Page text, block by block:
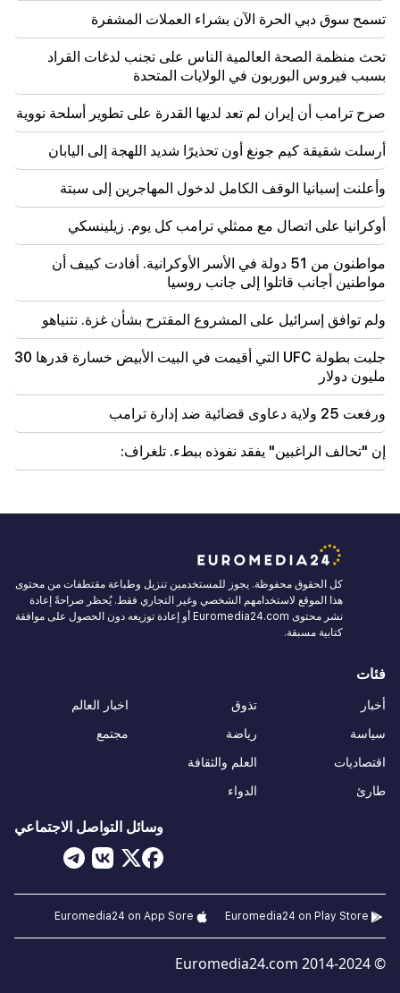
مباشر: اجتماع مجلس الوزراء
08:37
يشعر السكان القدامى في خيبر بخوا بخيبة أمل كبيرة تجاه
السكان الجدد. "النشر"
08:22
عائلة ألين سيمونيان تغادر المنزل الصيفي الحكومي.
"الناس"
08:06
يقترح CP إنشاء لجنة أخلاقيات مؤقتة لزمالة المدمنين
المجهولين. الالتزامات الأوروبية. "الناس"
تسمح سوق دبي الحرة الآن بشراء العملات المشفرة
تحث منظمة الصحة العالمية الناس على تجنب لدغات القراد
بسبب فيروس البوربون في الولايات المتحدة
صرح ترامب أن إيران لم تعد لديها القدرة على تطوير أسلحة نووية
أرسلت شقيقة كيم جونغ أون تحذيرًا شديد اللهجة إلى اليابان
وأعلنت إسبانيا الوقف الكامل لدخول المهاجرين إلى سبتة
أوكرانيا على اتصال مع ممثلي ترامب كل يوم. زيلينسكي
مواطنون من 51 دولة في الأسر الأوكرانية. أفادت كييف أن
مواطنين أجانب قاتلوا إلى جانب روسيا
ولم توافق إسرائيل على المشروع المقترح بشأن غزة. نتنياهو
جلبت بطولة UFC التي أقيمت في البيت الأبيض خسارة قدرها 30
مليون دولار
ورفعت 25 ولاية دعاوى قضائية ضد إدارة ترامب
إن "تحالف الراغبين" يفقد نفوذه ببطء. تلغراف:
كل الحقوق محفوظة. يجوز للمستخدمين تنزيل وطباعة مقتطفات من محتوى
هذا الموقع لاستخدامهم الشخصي وغير التجاري فقط. يُحظر صراحةً إعادة
نشر محتوى Euromedia24.com أو إعادة توزيعه دون الحصول على موافقة
كتابية مسبقة.
فئات
أخبار
سياسة
اقتصاديات
طارئ
تذوق
رياضة
العلم والثقافة
الدواء
اخبار العالم
مجتمع
وسائل التواصل الاجتماعي
© 2014-2024 Euromedia24.com
Euromedia24 on Play Store
Euromedia24 on App Sore